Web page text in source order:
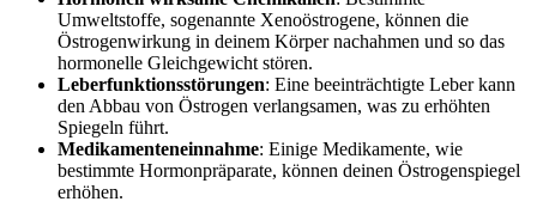
Umweltstoffe, sogenannte Xenoöstrogene, können die
Östrogenwirkung in deinem Körper nachahmen und so das
hormonelle Gleichgewicht stören.
Leberfunktionsstörungen: Eine beeinträchtigte Leber kann
den Abbau von Östrogen verlangsamen, was zu erhöhten
Spiegeln führt.
Medikamenteneinnahme: Einige Medikamente, wie
bestimmte Hormonpräparate, können deinen Östrogenspiegel
erhöhen.